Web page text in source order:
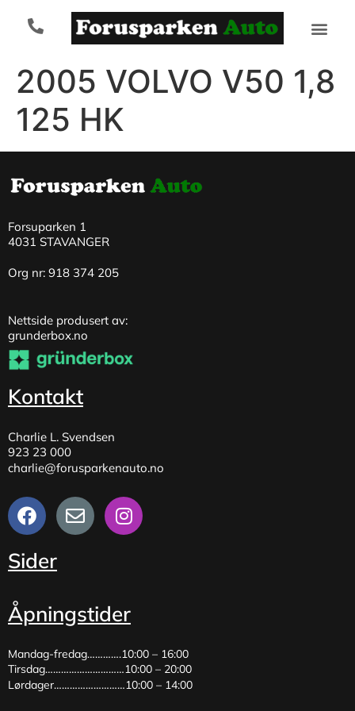
2005 VOLVO V50 1,8
125 HK
Forsuparken 1
4031 STAVANGER
Org nr: 918 374 205
Nettside produsert av:
grunderbox.no
Kontakt
Charlie L. Svendsen
923 23 000
charlie@forusparkenauto.no
Sider
Åpningstider
Mandag-fredag………….10:00 – 16:00
Tirsdag…………………………10:00 – 20:00
Lørdager………………………10:00 – 14:00